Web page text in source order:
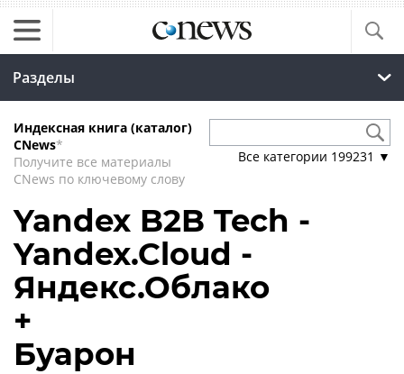
Разделы
Индексная книга (каталог)
CNews*
Получите все материалы
CNews по ключевому слову
Все категории 199231 ▼
Yandex B2B Tech -
Yandex.Cloud -
Яндекс.Облако
+
Буарон